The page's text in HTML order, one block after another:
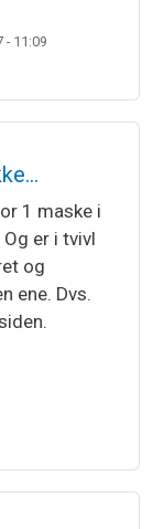
- 11:09
1 maske i
er i tvivl
og
ene. Dvs.